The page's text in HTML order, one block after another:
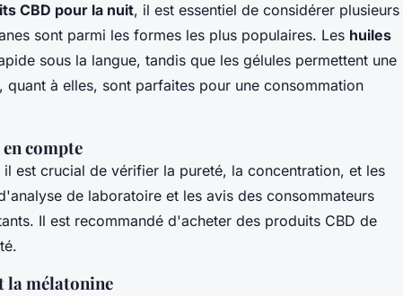
CBD pour la nuit, il est essentiel de considérer plusieurs
sont parmi les formes les plus populaires. Les huiles
sous la langue, tandis que les gélules permettent une
quant à elles, sont parfaites pour une consommation
compte
est crucial de vérifier la pureté, la concentration, et les
de laboratoire et les avis des consommateurs
Il est recommandé d'acheter des produits CBD de
la mélatonine